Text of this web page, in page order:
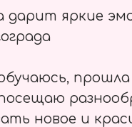
дарит яркие
новое и